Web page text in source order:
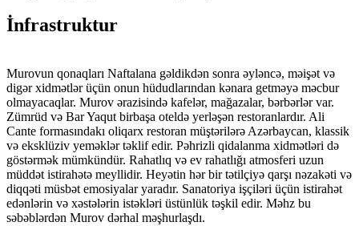
İnfrastruktur
Murovun qonaqları Naftalana gəldikdən sonra əyləncə, məişət və
digər xidmətlər üçün onun hüdudlarından kənara getməyə məcbur
olmayacaqlar. Murov ərazisində kafelər, mağazalar, bərbərlər var.
Zümrüd və Bar Yaqut birbaşa oteldə yerləşən restoranlardır. Ali
Cante formasındakı oliqarx restoran müştərilərə Azərbaycan, klassik
və eksklüziv yeməklər təklif edir. Pəhrizli qidalanma xidmətləri də
göstərmək mümkündür. Rahatlıq və ev rahatlığı atmosferi uzun
müddət istirahətə meyllidir. Heyətin hər bir tətilçiyə qarşı nəzakəti və
diqqəti müsbət emosiyalar yaradır. Sanatoriya işçiləri üçün istirahət
edənlərin və xəstələrin istəkləri üstünlük təşkil edir. Məhz bu
səbəblərdən Murov dərhal məşhurlaşdı.